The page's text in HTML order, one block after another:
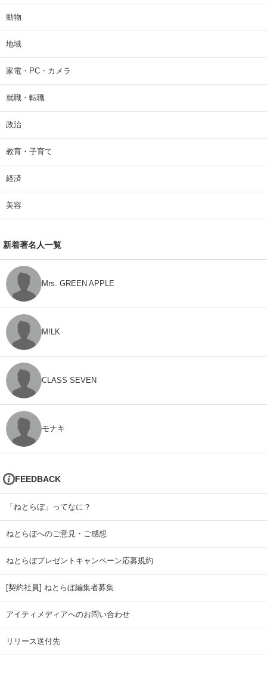
動物
地域
家電・PC・カメラ
就職・転職
政治
教育・子育て
経済
美容
新着著名人一覧
Mrs. GREEN APPLE
M!LK
CLASS SEVEN
モナキ
FEEDBACK
「ねとらぼ」ってなに？
ねとらぼへのご意見・ご感想
ねとらぼプレゼントキャンペーン応募規約
[契約社員] ねとらぼ編集者募集
アイティメディアへのお問い合わせ
リリース送付先